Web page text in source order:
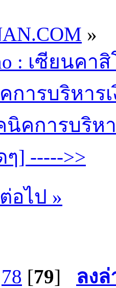
»
: เซียนคา
การบริหาร
นิคการบริห
] ----->>
ต่อไป »
78 [79] ลงล่